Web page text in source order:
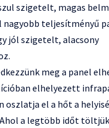
szigetelt, magas
nagyobb teljesítményű
jól szigetelt, alacsony
meg a panel
elhelyezett
oszlatja el a hőt a
a legtöbb időt